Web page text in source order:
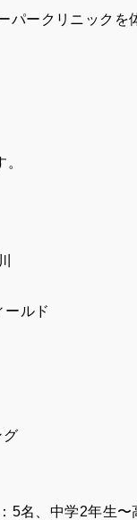
ークリニックを
ールド
、
5名、中学2年生〜